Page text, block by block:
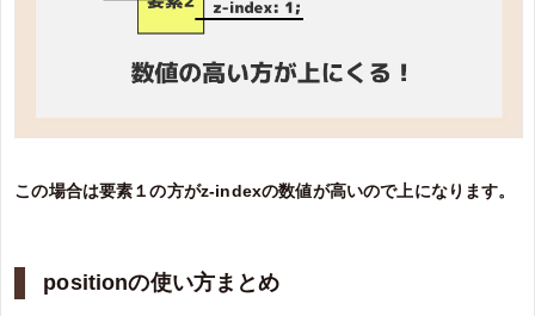
この場合は要素１の方がz-indexの数値が高いので上になります。
positionの使い方まとめ